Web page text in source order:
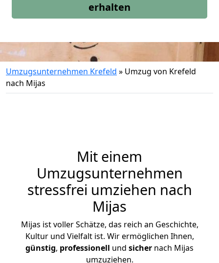
erhalten
Umzugsunternehmen Krefeld » Umzug von Krefeld
nach Mijas
Mit einem
Umzugsunternehmen
stressfrei umziehen nach
Mijas
Mijas ist voller Schätze, das reich an Geschichte,
Kultur und Vielfalt ist. Wir ermöglichen Ihnen,
günstig, professionell und sicher nach Mijas
umzuziehen.